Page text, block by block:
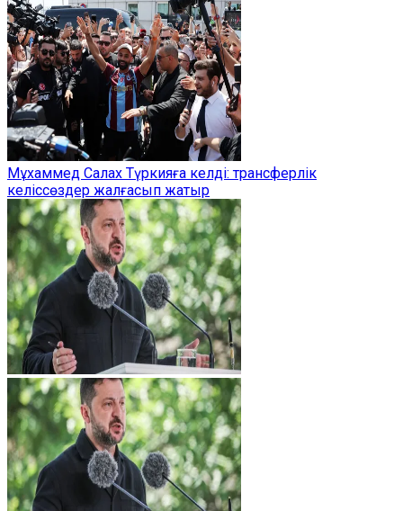
Мұхаммед Салах Түркияға келді: трансферлік
келіссөздер жалғасып жатыр